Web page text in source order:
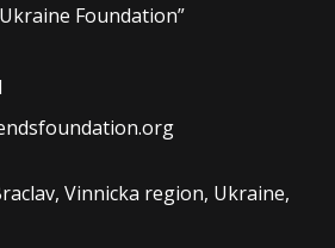
Foundation”
Vinnicka region, Ukraine,